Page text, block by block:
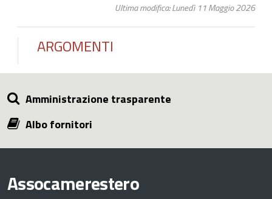
Ultima modifica: Lunedì 11 Maggio 2026
ARGOMENTI
Amministrazione trasparente
Albo fornitori
Assocamerestero